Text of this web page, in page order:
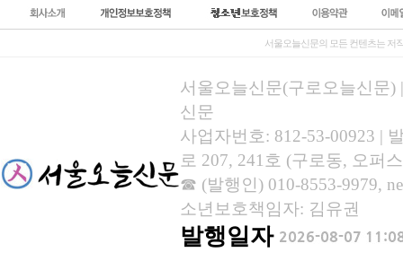
서울오늘신문의 모든 컨텐츠는 저
서울오늘신문(구로오늘신문)
신문
사업자번호: 812-53-00923 |
로 207, 241호 (구로동, 오퍼
☎ (발행인) 010-8553-9979,
소년보호책임자: 김유권
발행일자